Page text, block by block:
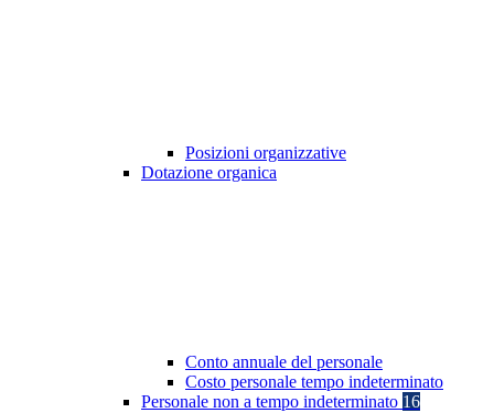
Posizioni organizzative
Dotazione organica
Conto annuale del personale
Costo personale tempo indeterminato
Personale non a tempo indeterminato 16